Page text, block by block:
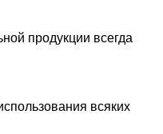
продукции всегда
всяких